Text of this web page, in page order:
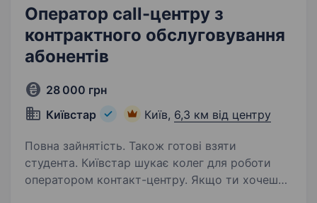
Оператор call-центру з
контрактного обслуговування
абонентів
28 000 грн
Київстар
Київ, 6,3 км від центру
Повна зайнятість. Також готові взяти
студента. Київстар шукає колег для роботи
оператором контакт-центру. Якщо ти хочеш